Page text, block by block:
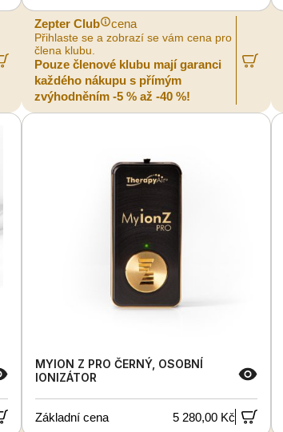
Zepter Club cena
Přihlaste se a zobrazí se vám cena pro
člena klubu.
Pouze členové klubu mají garanci
každého nákupu s přímým
zvýhodněním -5 % až -40 %!
MYION Z PRO ČERNÝ, OSOBNÍ
IONIZÁTOR
Základní cena 5 280,00 Kč